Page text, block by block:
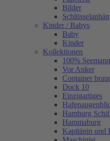
Bilder
Kinder / Babys
Baby
Kinder
Kollektionen
100%
Vor Anker
Container
Dock 10
Einzigartiges
Hamburg
Hammaburg
Kapitänin und